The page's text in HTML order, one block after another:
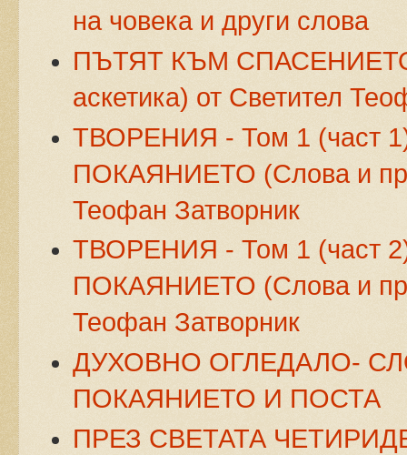
на човека и други слова
ПЪТЯТ КЪМ СПАСЕНИЕТО
аскетика) от Светител
ТВОРЕНИЯ - Том 1 (част
ПОКАЯНИЕТО (Слова и
Теофан Затворник
ТВОРЕНИЯ - Том 1 (част
ПОКАЯНИЕТО (Слова и
Теофан Затворник
ДУХОВНО ОГЛЕДАЛО-
ПОКАЯНИЕТО И ПОСТА
ПРЕЗ СВЕТАТА